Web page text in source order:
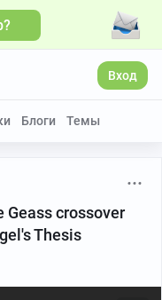
Вход
Блоги Темы
Geass crossover
Thesis
Больше видео